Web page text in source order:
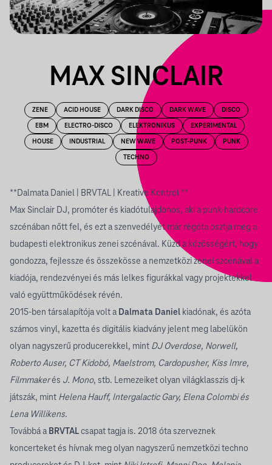
MAX SINCLAIR
ZENE ACID HOUSE DARK DISCO DARK WAVE DISCO
EBM ELECTRO-DISCO ELEKTRONIKUS EXPERIMENTAL
HOUSE INDUSTRIAL NEW WAVE POST-PUNK PUNK
TECHNO
**Dalmata Daniel | BRVTAL | Kreative Kontrol **
Max Sinclair DJ, promóter és kiadótulajdonos, aki a punk-hardcore
szcénában nőtt fel, és ezt a szenvedélyét már régóta osztja meg a
budapesti elektronikus zenei szcénával. Küzd a közösségért, hogy
gondozza, fejlessze és összekösse a nemzetközi zenei szcénával a
kiadója, rendezvényei és más lelkes figurákkal vagy projektekkel
való együttműködések révén.
2015-ben társalapítója volt a Dalmata Daniel kiadónak, és azóta
számos vinyl, kazetta és digitális kiadvány jelent meg labelükön
olyan nagyszerű producerekkel, mint DJ Overdose, Norwell,
Roberto Auser, CT Kidobó, Maelstrom, Cardopusher, Kiss Imre,
Filmmakerés J. Mono, stb. Lemezeiket olyan világklasszis dj-k
játszák, mint Helena Hauff, Intergalactic Gary, Elena Colombi és
Lena Willikens.
Továbbá a BRVTALcsapat tagja is. 2018 óta szerveznek
koncerteket és hívnak meg olyan nagyszerű nemzetközi techno